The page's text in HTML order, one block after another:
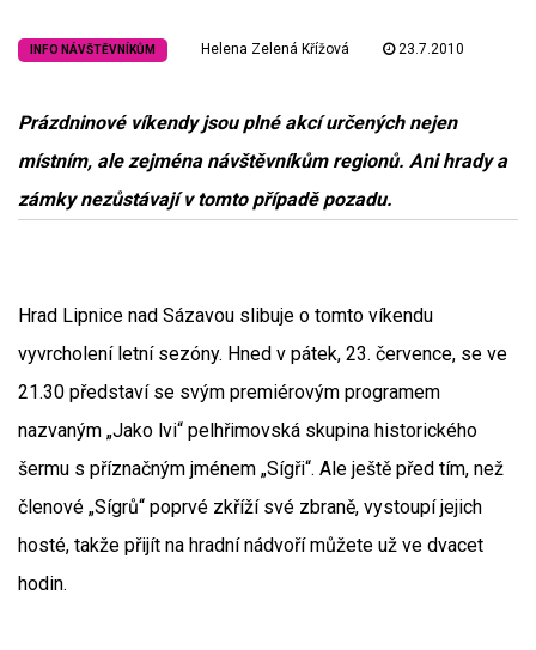
INFO NÁVŠTĚVNÍKŮM Helena Zelená Křížová 23.7.2010
Prázdninové víkendy jsou plné akcí určených nejen
místním, ale zejména návštěvníkům regionů. Ani hrady a
zámky nezůstávají v tomto případě pozadu.
Hrad Lipnice nad Sázavou slibuje o tomto víkendu
vyvrcholení letní sezóny. Hned v pátek, 23. července, se ve
21.30 představí se svým premiérovým programem
nazvaným „Jako lvi“ pelhřimovská skupina historického
šermu s příznačným jménem „Sígři“. Ale ještě před tím, než
členové „Sígrů“ poprvé zkříží své zbraně, vystoupí jejich
hosté, takže přijít na hradní nádvoří můžete už ve dvacet
hodin.